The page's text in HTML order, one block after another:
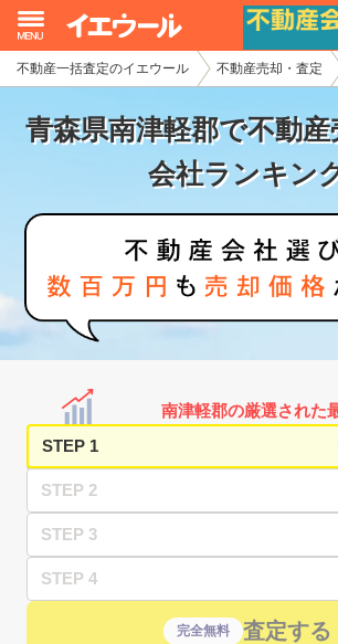
不動産一括査定のイエウール 不動産売却・査定
青森県南津軽郡で不動
会社ランキン
南津軽郡の厳選された
STEP 1
STEP 2
STEP 3
STEP 4
完全無料 査定する
イエウール加盟希望の不動産会社様
初めての方へ
不動産の売却・一括査定
家査定シミュレーター
お問い合わせ